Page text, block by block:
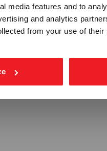
media features and to
and analytics
from your use of
PRIVAT
inkl. mva.